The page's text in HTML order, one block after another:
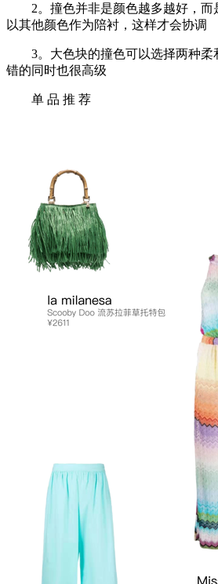
2。撞色并非是颜色越多越好，而
以其他颜色作为陪衬，这样才会协调
3。大色块的撞色可以选择两种柔
错的同时也很高级
单 品 推 荐